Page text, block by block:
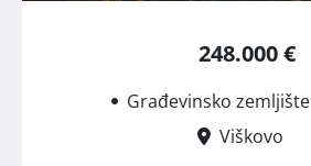
248.000 €
Građevinsko zemljište
Viškovo